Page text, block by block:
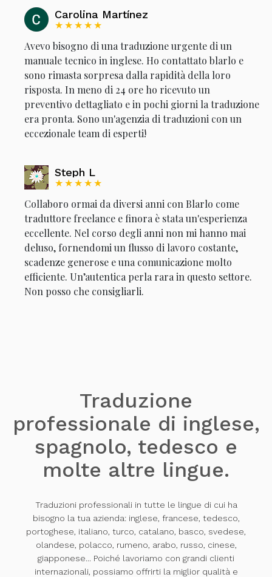
Carolina Martínez
★★★★★
Avevo bisogno di una traduzione urgente di un
manuale tecnico in inglese. Ho contattato blarlo e
sono rimasta sorpresa dalla rapidità della loro
risposta. In meno di 24 ore ho ricevuto un
preventivo dettagliato e in pochi giorni la traduzione
era pronta. Sono un'agenzia di traduzioni con un
eccezionale team di esperti!
Steph L
★★★★★
Collaboro ormai da diversi anni con Blarlo come
traduttore freelance e finora è stata un'esperienza
eccellente. Nel corso degli anni non mi hanno mai
deluso, fornendomi un flusso di lavoro costante,
scadenze generose e una comunicazione molto
efficiente. Un’autentica perla rara in questo settore.
Non posso che consigliarli.
Traduzione
professionale di inglese,
spagnolo, tedesco e
molte altre lingue.
Traduzioni professionali in tutte le lingue di cui ha
bisogno la tua azienda: inglese, francese, tedesco,
portoghese, italiano, turco, catalano, basco, svedese,
olandese, polacco, rumeno, arabo, russo, cinese,
giapponese... Poiché lavoriamo con grandi clienti
internazionali, possiamo offrirti la miglior qualità e